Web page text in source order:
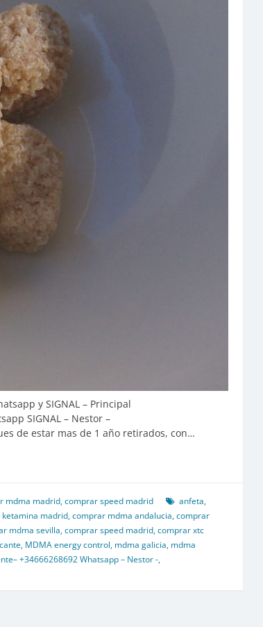
y SIGNAL – Principal
SIGNAL – Nestor –
de estar mas de 1 año retirados, con…
mdma madrid,comprar speed madrid anfeta,
madrid,comprar mdma andalucia,comprar
mdma sevilla,comprar speed madrid,comprar xtc
, MDMA energy control, mdma galicia, mdma
+34666268692 Whatsapp – Nestor -,